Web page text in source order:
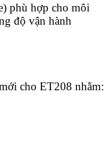
phù hợp cho môi
độ vận hành
cho ET208 nhằm: